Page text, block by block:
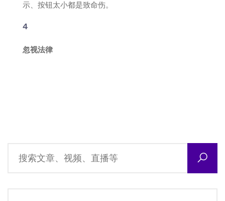
示、按钮太小都是致命伤。
忽视法律